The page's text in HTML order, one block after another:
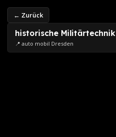
← Zurück
historische Militärtechnik
📍 auto mobil Dresden